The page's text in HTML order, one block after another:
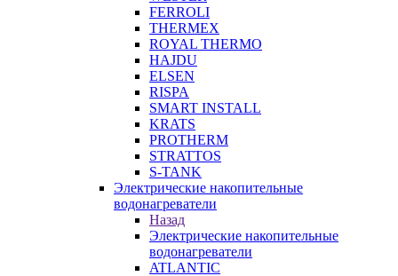
FERROLI
THERMEX
ROYAL THERMO
HAJDU
ELSEN
RISPA
SMART INSTALL
KRATS
PROTHERM
STRATTOS
S-TANK
Электрические накопительные
водонагреватели
Назад
Электрические накопительные
водонагреватели
ATLANTIC